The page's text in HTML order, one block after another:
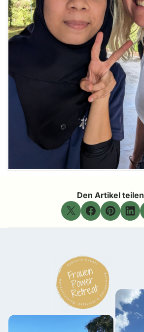
Den Artikel teilen